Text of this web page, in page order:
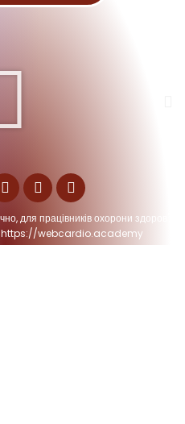
для працівників охорони здоров'я.
https://webcardio.academy